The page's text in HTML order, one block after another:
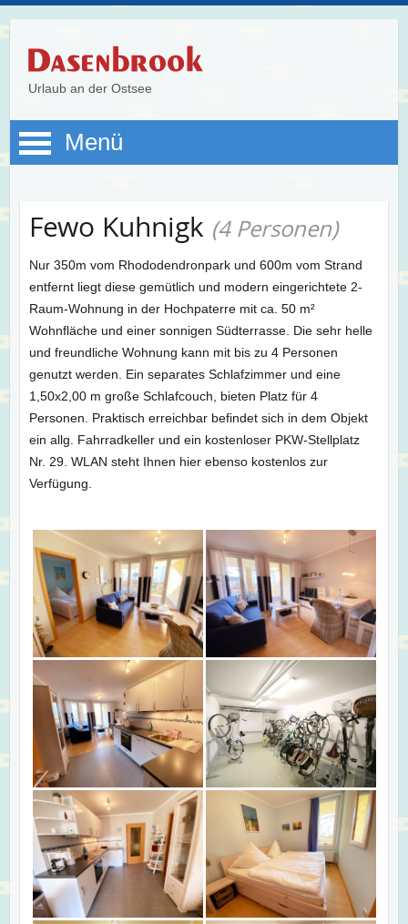
Urlaub an der Ostsee
Menü
Fewo Kuhnigk (4 Personen)
Nur 350m vom Rhododendronpark und 600m vom Strand
entfernt liegt diese gemütlich und modern eingerichtete 2-
Raum-Wohnung in der Hochpaterre mit ca. 50 m²
Wohnfläche und einer sonnigen Südterrasse. Die sehr helle
und freundliche Wohnung kann mit bis zu 4 Personen
genutzt werden. Ein separates Schlafzimmer und eine
1,50x2,00 m große Schlafcouch, bieten Platz für 4
Personen. Praktisch erreichbar befindet sich in dem Objekt
ein allg. Fahrradkeller und ein kostenloser PKW-Stellplatz
Nr. 29. WLAN steht Ihnen hier ebenso kostenlos zur
Verfügung.